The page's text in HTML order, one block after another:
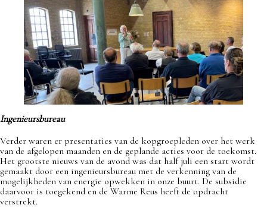
Ingenieursbureau
Verder waren er presentaties van de kopgroepleden over het werk
van de afgelopen maanden en de geplande acties voor de toekomst.
Het grootste nieuws van de avond was dat half juli een start wordt
gemaakt door een ingenieursbureau met de verkenning van de
mogelijkheden van energie opwekken in onze buurt. De subsidie
daarvoor is toegekend en de Warme Reus heeft de opdracht
verstrekt.